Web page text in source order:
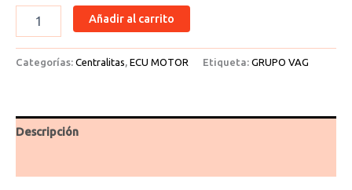
Añadir al carrito
Categorías: Centralitas, ECU MOTOR Etiqueta: GRUPO VAG
Descripción